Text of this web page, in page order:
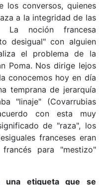
los conversos, quienes
a la integridad de las
La noción francesa
desigual" con alguien
el problema de la
Poma. Nos dirige lejos
conocemos hoy en día
temprana de jerarquía
"linaje" (Covarrubias
con esta muy
de "raza", los
franceses eran
para "mestizo"
una etiqueta que se